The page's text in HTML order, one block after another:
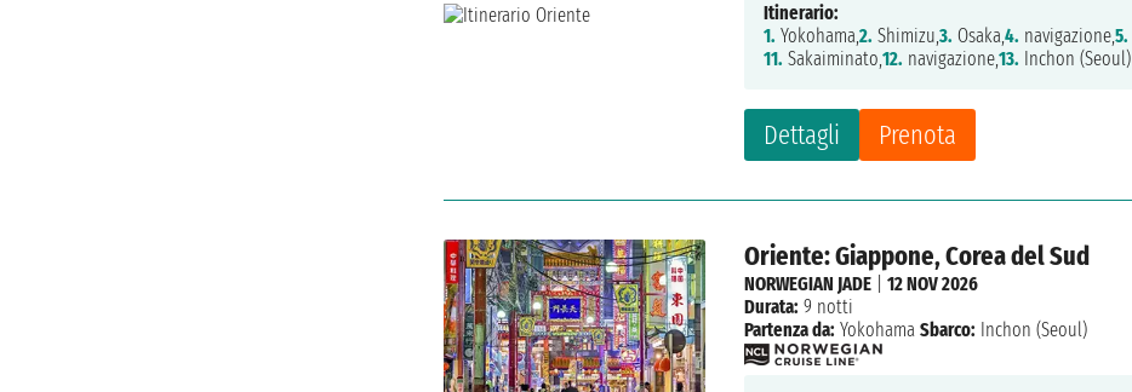
Dettagli Prenota
Itinerario:
1. Yokohama,2. Shimizu,3. Osaka,4. navigazione,5.
11. Sakaiminato,12. navigazione,13. Inchon (Seoul)
Oriente: Giappone, Corea del Sud
NORWEGIAN JADE |12 NOV 2026
Durata: 9 notti
Partenza da: Yokohama Sbarco: Inchon (Seoul)